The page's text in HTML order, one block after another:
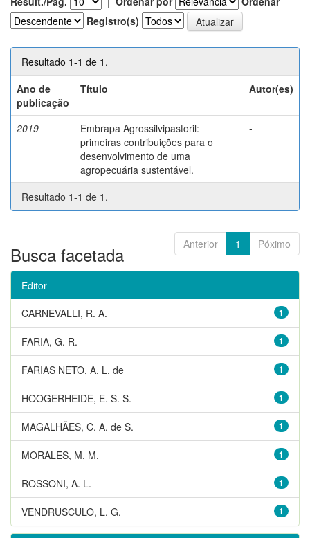
Registro(s)
Resultado 1-1 de 1.
Ano de
publicação
Título Autor(es)
2019
Embrapa Agrossilvipastoril:
primeiras contribuições para o
desenvolvimento de uma
agropecuária sustentável.
-
Resultado 1-1 de 1.
Anterior 1 Póximo
Busca facetada
Editor
1
CARNEVALLI, R. A.
1
FARIA, G. R.
1
FARIAS NETO, A. L. de
1
HOOGERHEIDE, E. S. S.
1
MAGALHÃES, C. A. de S.
1
MORALES, M. M.
1
ROSSONI, A. L.
1
VENDRUSCULO, L. G.